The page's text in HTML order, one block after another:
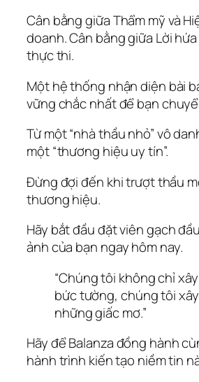
Cân bằng giữa Thẩm mỹ và
doanh. Cân bằng giữa Lời
thực thi.
Một hệ thống nhận diện bài
vững chắc nhất để bạn
Từ một “nhà thầu nhỏ” vô
một “thương hiệu uy tín”.
Đừng đợi đến khi trượt thầu
thương hiệu.
Hãy bắt đầu đặt viên gạch
ảnh của bạn ngay hôm nay.
“Chúng tôi không chỉ
bức tường, chúng tôi
những giấc mơ.”
Hãy để Balanza đồng hành
hành trình kiến tạo niềm tin